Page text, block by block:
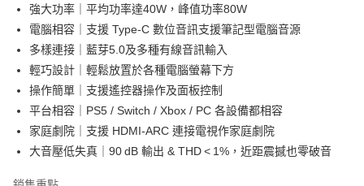
強大功率｜平均功率達40W，峰值功率80W
電腦相容｜支援 Type-C 數位音訊支援筆記型電腦音源
多樣連接｜藍芽5.0及多種有線音訊輸入
輕巧設計｜輕鬆放置於各種電腦螢幕下方
操作簡單｜支援遙控器操作及面板控制
平台相容｜PS5 / Switch / Xbox / PC 各設備都相容
家庭劇院｜支援 HDMI-ARC 連接電視作家庭劇院
大音壓低失真｜90 dB 輸出 & THD < 1%，近距震撼也零破音